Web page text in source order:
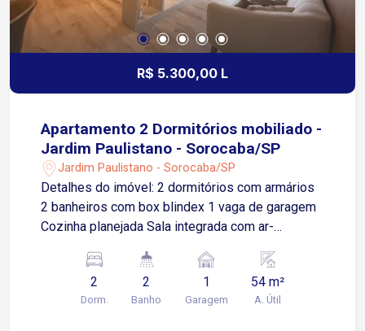
comércios supermercados farmácias e
conveniências Condomínio com: Portaria 24
horas proporcionando segurança e controle de
acesso Salão de festas Espaço gourmet com
churrasqueira Agende sua visita!
R$ 5.300,00 L
Apartamento 2 Dormitórios mobiliado -
Jardim Paulistano - Sorocaba/SP
Jardim Paulistano - Sorocaba/SP
Detalhes do imóvel: 2 dormitórios com armários
2 banheiros com box blindex 1 vaga de garagem
Cozinha planejada Sala integrada com ar-
moderno com ar condicionado e armários
embutidos nos principais ambientes Localização:
Está em uma das regiões mais valorizadas e
2
Dorm.
2
Banho
1
Garagem
54 m²
A. Útil